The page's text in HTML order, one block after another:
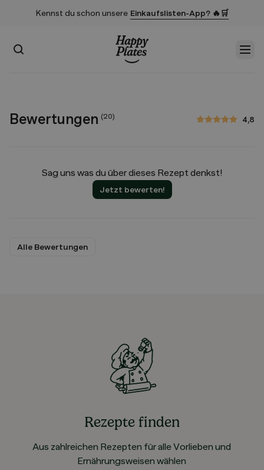
Kennst du schon unsere Einkaufslisten-App? 🔥🛒
Suchen
Bewertungen (20) 4,8
4,8 von 5 Sternen
Sag uns was du über dieses Rezept denkst!
Jetzt bewerten!
Alle Bewertungen
Rezepte finden
Aus zahlreichen Rezepten für alle Vorlieben und
Ernährungsweisen wählen